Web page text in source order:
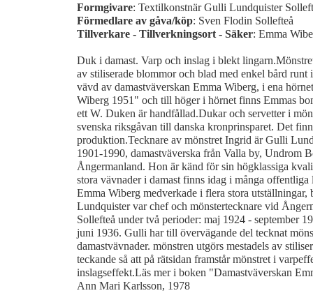
Formgivare: Textilkonstnär Gulli Lundquister
Förmedlare av gåva/köp: Sven Flodin Sollefteå
Tillverkare - Tillverkningsort - Säker: Emma
Duk i damast. Varp och inslag i blekt
av stiliserade blommor och blad med enkel bård
vävd av damastväverskan Emma Wiberg, i ena
Wiberg 1951" och till höger i hörnet finns Emmas
ett W. Duken är handfållad.Dukar och servetter i
svenska riksgåvan till danska kronprinsparet. Det
produktion.Tecknare av mönstret Ingrid är Gulli
1901-1990, damastväverska från Valla by, Undrom
Ångermanland. Hon är känd för sin högklassiga
stora vävnader i damast finns idag i många
Emma Wiberg medverkade i flera stora
Lundquister var chef och mönstertecknare vid
Sollefteå under två perioder: maj 1924 - september
juni 1936. Gulli har till övervägande del tecknat
damastvävnader. mönstren utgörs mestadels av
teckande så att på rätsidan framstår mönstret i
inslagseffekt.Läs mer i boken "Damastväverskan
Ann Mari Karlsson, 1978